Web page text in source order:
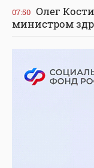
07:50 Олег
министром